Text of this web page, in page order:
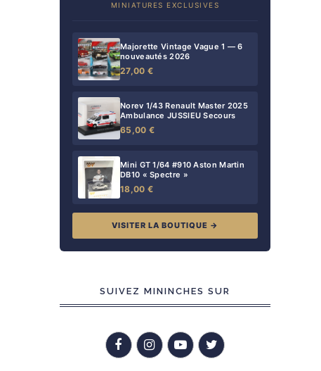
MINIATURES EXCLUSIVES
Majorette Vintage Vague 1 — 6
nouveautés 2026
27,00 €
Norev 1/43 Renault Master 2025
Ambulance JUSSIEU Secours
65,00 €
Mini GT 1/64 #910 Aston Martin
DB10 « Spectre »
18,00 €
VISITER LA BOUTIQUE →
SUIVEZ MININCHES SUR